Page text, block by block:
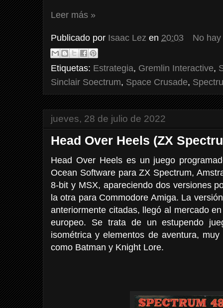
Leer más »
Publicado por Isaac Lez en 20:03 No
Etiquetas: Estrategia, Gremlin Interactive,
Sinclair Soectrum, Space Crusade,
jueves, 28 de julio de 2022
Head Over Heels (ZX
Head Over Heels es un juego
Ocean Software para ZX Spectrum,
8-bit y MSX, apareciendo dos versiones
la otra para Commodore Amiga. La
anteriormente citadas, llegó al mercado
europeo. Se trata de un estupendo
isométrica y elementos de aventura,
como Batman y Knight Lore.